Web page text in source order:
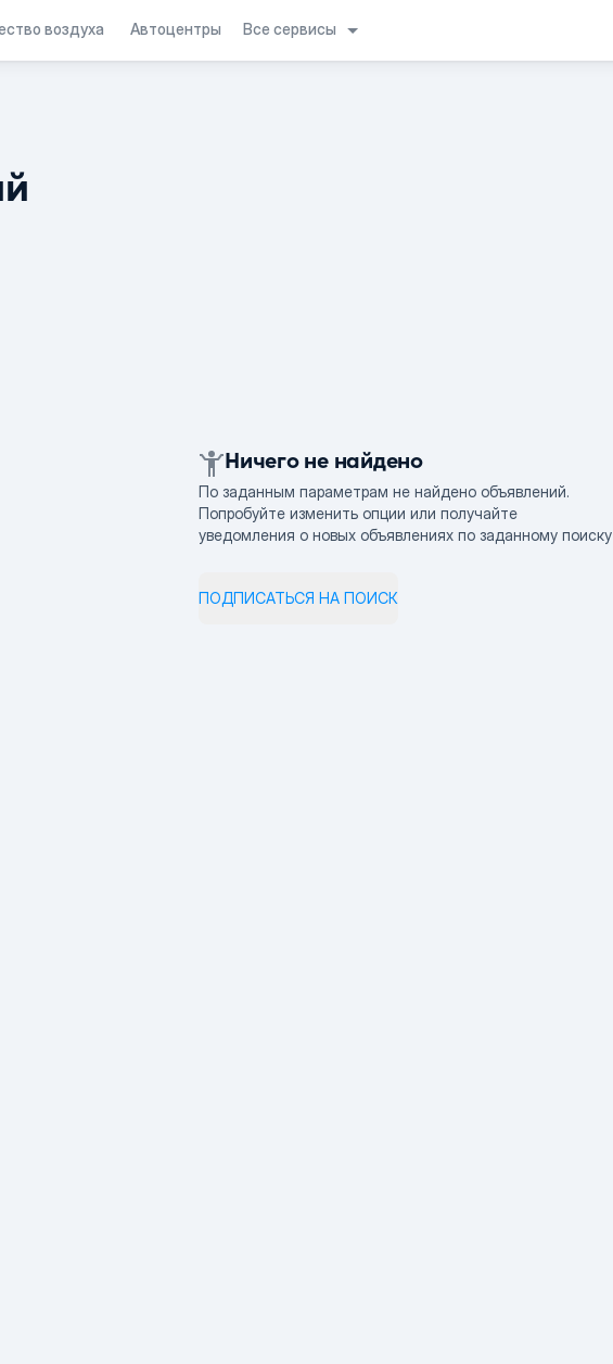
воздуха Автоцентры Все сервисы
Ничего не найдено
По заданным параметрам не найдено объявлений.
Попробуйте изменить опции или получайте
уведомления о новых объявлениях по заданному поиску
ПОДПИСАТЬСЯ НА ПОИСК